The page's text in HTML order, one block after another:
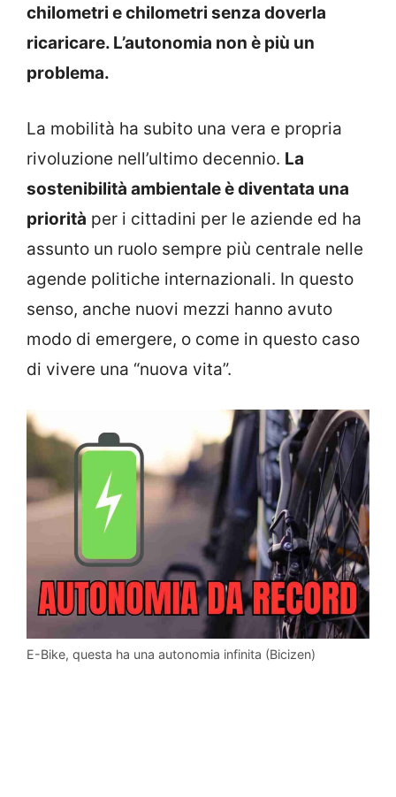
chilometri e chilometri senza doverla
ricaricare. L’autonomia non è più un
problema.
La mobilità ha subito una vera e propria
rivoluzione nell’ultimo decennio. La
sostenibilità ambientale è diventata una
priorità per i cittadini per le aziende ed ha
assunto un ruolo sempre più centrale nelle
agende politiche internazionali. In questo
senso, anche nuovi mezzi hanno avuto
modo di emergere, o come in questo caso
di vivere una “nuova vita”.
E-Bike, questa ha una autonomia infinita (Bicizen)